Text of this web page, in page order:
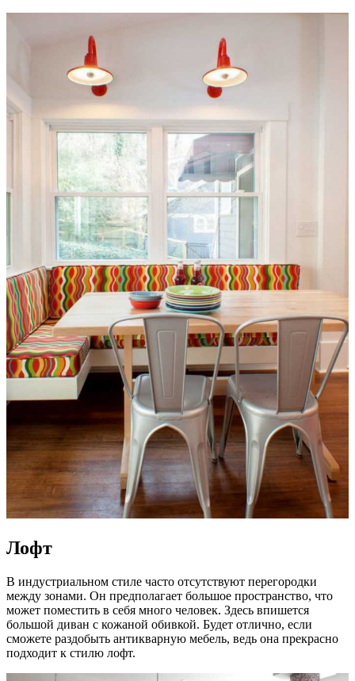
Лофт
В индустриальном стиле часто отсутствуют перегородки
между зонами. Он предполагает большое пространство, что
может поместить в себя много человек. Здесь впишется
большой диван с кожаной обивкой. Будет отлично, если
сможете раздобыть антикварную мебель, ведь она прекрасно
подходит к стилю лофт.